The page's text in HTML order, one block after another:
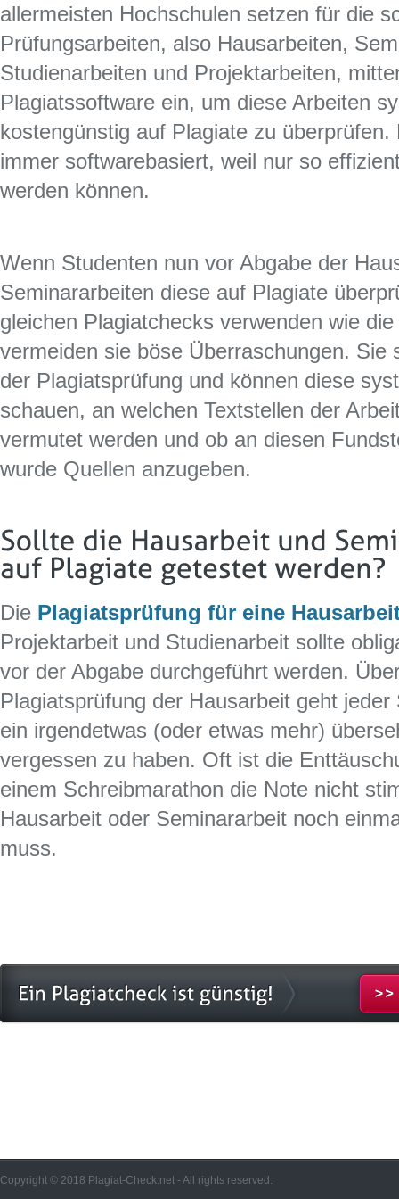
allermeisten Hochschulen setzen für die
Prüfungsarbeiten, also Hausarbeiten,
Studienarbeiten und Projektarbeiten,
Plagiatssoftware ein, um diese Arbeiten
kostengünstig auf Plagiate zu
immer softwarebasiert, weil nur so
werden können.
Wenn Studenten nun vor Abgabe der
Seminararbeiten diese auf Plagiate
gleichen Plagiatchecks verwenden wie
vermeiden sie böse Überraschungen. Sie
der Plagiatsprüfung und können diese
schauen, an welchen Textstellen der
vermutet werden und ob an diesen
wurde Quellen anzugeben.
Die Plagiatsprüfung für eine
Projektarbeit und Studienarbeit sollte
vor der Abgabe durchgeführt werden.
Plagiatsprüfung der Hausarbeit geht
ein irgendetwas (oder etwas mehr)
vergessen zu haben. Oft ist die
einem Schreibmarathon die Note nicht
Hausarbeit oder Seminararbeit noch
muss.
Copyright © 2018 Plagiat-Check.net - All rights reserved.